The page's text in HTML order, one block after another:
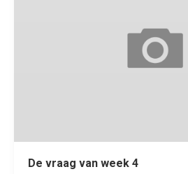
De vraag van week 4